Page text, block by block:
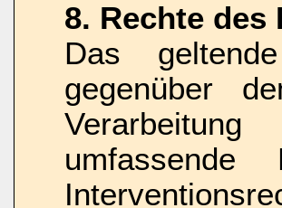
8. Rechte des
Das
gegenüber
umfassende